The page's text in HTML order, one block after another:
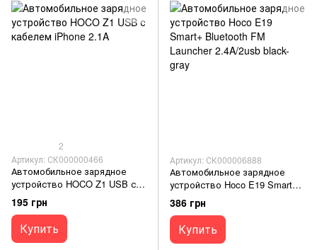
2
Артикул: СК000000466
Автомобильное зарядное
устройство HOCO Z1 USB с
кабелем iPhone 2.1A
195 грн
Купить
Артикул: СК000006888
Автомобильное зарядное
устройство Hoco E19 Smart+
Bluetooth FM Launcher
2.4A/2usb black-gray
386 грн
Купить